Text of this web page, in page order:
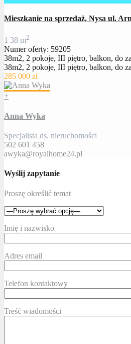
Mieszkanie na sprzedaż, Nysa ul.
1 38 m2
Numer oferty: 59205
38m2, 2 pokoje, III piętro, balkon, do
38m2, 2 pokoje, III piętro, balkon, do
285 000 zł
+
Anna Wyka
Specjalista ds. nieruchomości
502 601 458
awyka@royalhome24.pl
Wyślij zapytanie
Proszę określić temat
Imię i nazwisko
Adres email
Telefon kontaktowy
Treść wiadomości